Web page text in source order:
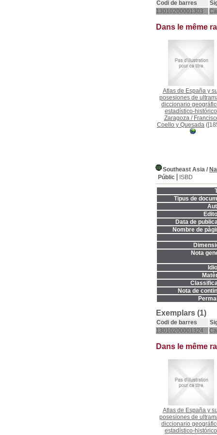
Codi de barres
13010200001303
Dans le même
Atlas de España y
posesiones de
diccionario
estadístico-
Zaragoza/
Coello y Quesada
Southeast Asia /
Públic
ISBD
Tipus de
Data de
Nombre de
Nota
Nota de
Exemplars (1)
Codi de barres
13010200001324
Dans le même
Atlas de España y
posesiones de
diccionario
estadístico-